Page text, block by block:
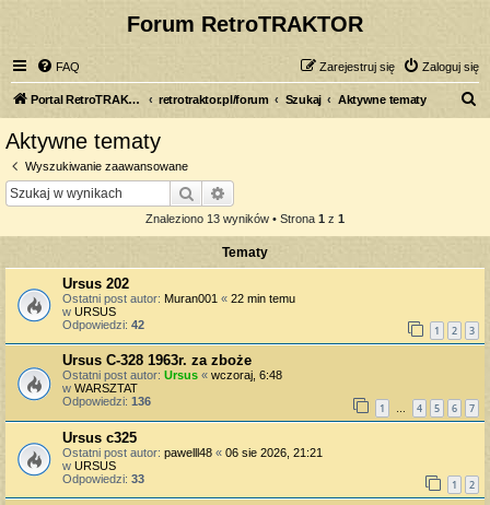
Forum RetroTRAKTOR
FAQ Zaloguj się
Zarejestruj się
Portal RetroTRAKTOR.pl retrotraktor.pl/forum Szukaj Aktywne tematy
Aktywne tematy
Wyszukiwanie zaawansowane
Szukaj
Znaleziono 13 wyników • Strona 1 z 1
Tematy
Ursus 202
Ostatni post autor: Muran001 « 22 min temu
w URSUS
Odpowiedzi: 42 1 2 3
Ursus C-328 1963r. za zboże
Ostatni post autor: Ursus « wczoraj, 6:48
w WARSZTAT
Odpowiedzi: 136 1 … 4 5 6 7
Ursus c325
Ostatni post autor: pawelll48 « 06 sie 2026, 21:21
w URSUS
Odpowiedzi: 33 1 2